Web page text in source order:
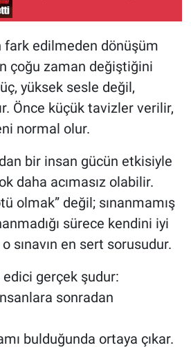
fark edilmeden dönüşüm
çoğu zaman değiştiğini
yüksek sesle değil,
Önce küçük tavizler verilir,
normal olur.
bir insan gücün etkisiyle
daha acımasız olabilir.
olmak” değil; sınanmamış
sürece kendini iyi
sınavın en sert sorusudur.
edici gerçek şudur:
sonradan
bulduğunda ortaya çıkar.